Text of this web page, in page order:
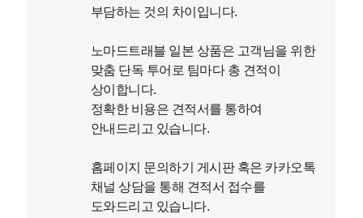
부담하는 것의 차이입니다.
노마드트래블 일본 상품은 고객님을 위한
맞춤 단독 투어로 팀마다 총 견적이
상이합니다.
정확한 비용은 견적서를 통하여
안내드리고 있습니다.
홈페이지 문의하기 게시판​ 혹은 카카오톡
채널 상담을 통해 견적서 접수를
도와드리고 있습니다.